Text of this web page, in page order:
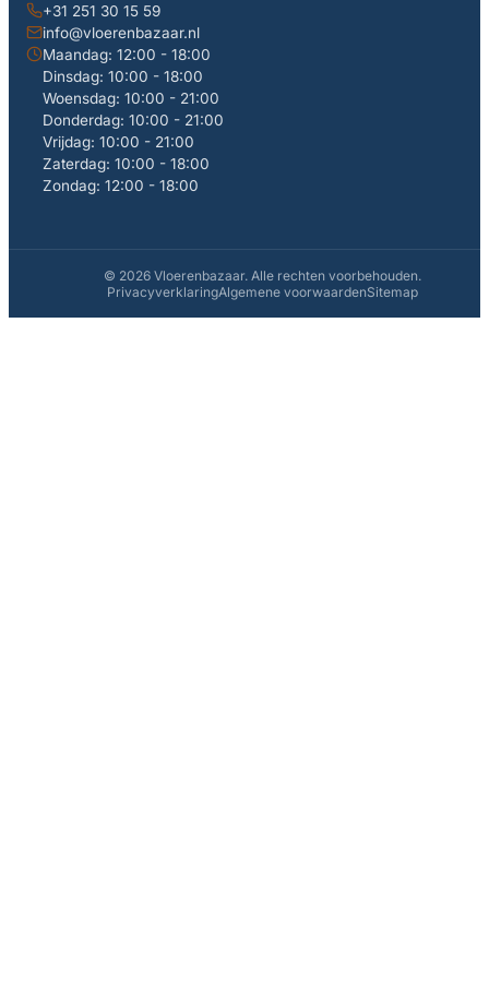
+31 251 30 15 59
info@vloerenbazaar.nl
Maandag: 12:00 - 18:00
Dinsdag: 10:00 - 18:00
Woensdag: 10:00 - 21:00
Donderdag: 10:00 - 21:00
Vrijdag: 10:00 - 21:00
Zaterdag: 10:00 - 18:00
Zondag: 12:00 - 18:00
© 2026 Vloerenbazaar. Alle rechten voorbehouden.
PrivacyverklaringAlgemene voorwaardenSitemap